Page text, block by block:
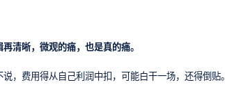
清晰，微观的痛，也是真的痛。
，费用得从自己利润中扣，可能白干一场，还得倒贴。